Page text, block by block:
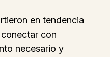
en tendencia
con
necesario y